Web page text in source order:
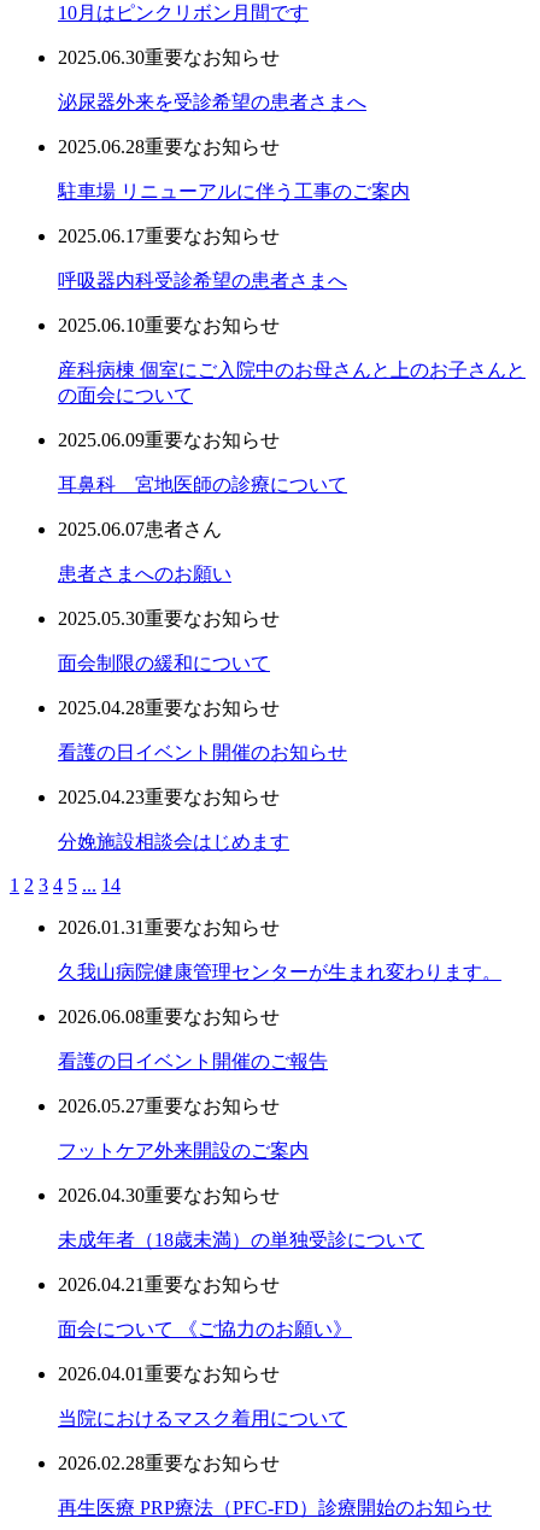
10月はピンクリボン月間です
2025.06.30重要なお知らせ
泌尿器外来を受診希望の患者さまへ
2025.06.28重要なお知らせ
駐車場 リニューアルに伴う工事のご案内
2025.06.17重要なお知らせ
呼吸器内科受診希望の患者さまへ
2025.06.10重要なお知らせ
産科病棟 個室にご入院中のお母さんと上のお子さんと
の面会について
2025.06.09重要なお知らせ
耳鼻科 宮地医師の診療について
2025.06.07患者さん
患者さまへのお願い
2025.05.30重要なお知らせ
面会制限の緩和について
2025.04.28重要なお知らせ
看護の日イベント開催のお知らせ
2025.04.23重要なお知らせ
分娩施設相談会はじめます
1 2 3 4 5 ... 14
2026.01.31重要なお知らせ
久我山病院健康管理センターが生まれ変わります。
2026.06.08重要なお知らせ
看護の日イベント開催のご報告
2026.05.27重要なお知らせ
フットケア外来開設のご案内
2026.04.30重要なお知らせ
未成年者（18歳未満）の単独受診について
2026.04.21重要なお知らせ
面会について 《ご協力のお願い》
2026.04.01重要なお知らせ
当院におけるマスク着用について
2026.02.28重要なお知らせ
再生医療 PRP療法（PFC-FD）診療開始のお知らせ